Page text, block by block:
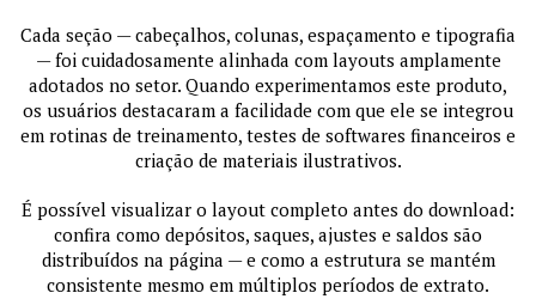
Cada seção — cabeçalhos, colunas, espaçamento e tipografia
— foi cuidadosamente alinhada com layouts amplamente
adotados no setor. Quando experimentamos este produto,
os usuários destacaram a facilidade com que ele se integrou
em rotinas de treinamento, testes de softwares financeiros e
criação de materiais ilustrativos.
É possível visualizar o layout completo antes do download:
confira como depósitos, saques, ajustes e saldos são
distribuídos na página — e como a estrutura se mantém
consistente mesmo em múltiplos períodos de extrato.